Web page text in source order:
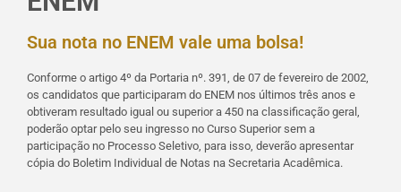
Sua nota no ENEM vale uma bolsa!
Conforme o artigo 4º da Portaria nº. 391, de 07 de fevereiro de 2002,
os candidatos que participaram do ENEM nos últimos três anos e
obtiveram resultado igual ou superior a 450 na classificação geral,
poderão optar pelo seu ingresso no Curso Superior sem a
participação no Processo Seletivo, para isso, deverão apresentar
cópia do Boletim Individual de Notas na Secretaria Acadêmica.